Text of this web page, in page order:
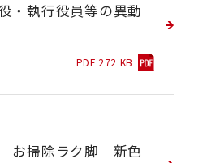
・執行役員等の異動
PDF 272 KB
お掃除ラク脚 新色